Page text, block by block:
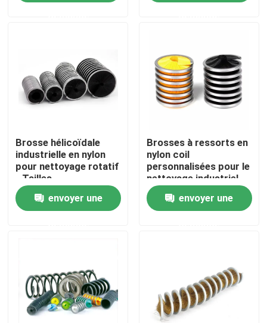
Visite d'usine
Contact
Demande de soumission
Brosses cylindriques industrielles
Brosses à rouleaux industriels
Brosse hélicoïdale
industrielle en nylon
pour nettoyage rotatif
- Tailles
personnalisables
envoyer une
Brosses à ressorts en
nylon coil
personnalisées pour le
nettoyage industriel
envoyer une